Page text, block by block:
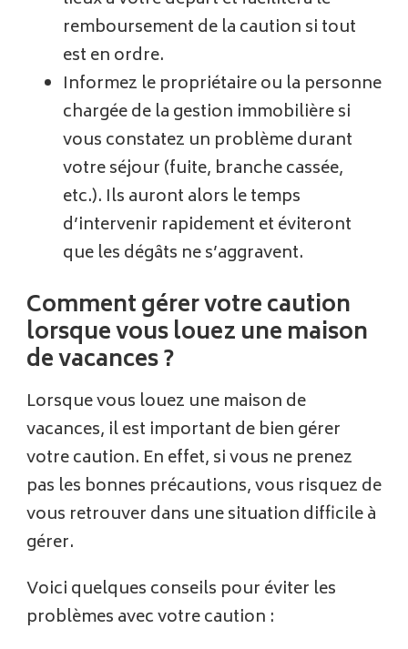
remboursement de la caution si tout
est en ordre.
Informez le propriétaire ou la personne
chargée de la gestion immobilière si
vous constatez un problème durant
votre séjour (fuite, branche cassée,
etc.). Ils auront alors le temps
d’intervenir rapidement et éviteront
que les dégâts ne s’aggravent.
Comment gérer votre caution
lorsque vous louez une maison
de vacances ?
Lorsque vous louez une maison de
vacances, il est important de bien gérer
votre caution. En effet, si vous ne prenez
pas les bonnes précautions, vous risquez de
vous retrouver dans une situation difficile à
gérer.
Voici quelques conseils pour éviter les
problèmes avec votre caution :